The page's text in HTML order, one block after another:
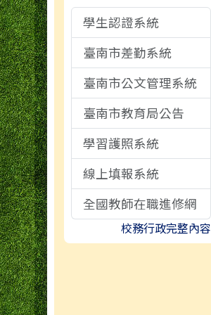
活動相簿
校園影音
檔案下載
學生認證系統
臺南市差勤系統
臺南市公文管理系統
臺南市教育局公告
學習護照系統
線上填報系統
全國教師在職進修網
校務行政完整內容